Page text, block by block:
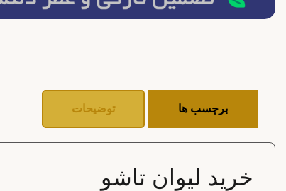
توضیحات برچسب ها
خرید لیوان تاشو